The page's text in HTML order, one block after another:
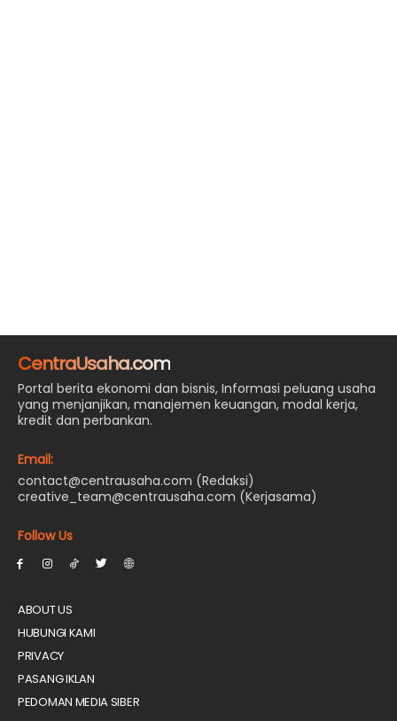
CentraUsaha.com
Portal berita ekonomi dan bisnis, Informasi peluang usaha
yang menjanjikan, manajemen keuangan, modal kerja,
kredit dan perbankan.
Email:
contact@centrausaha.com (Redaksi)
creative_team@centrausaha.com (Kerjasama)
Follow Us
ABOUT US
HUBUNGI KAMI
PRIVACY
PASANG IKLAN
PEDOMAN MEDIA SIBER